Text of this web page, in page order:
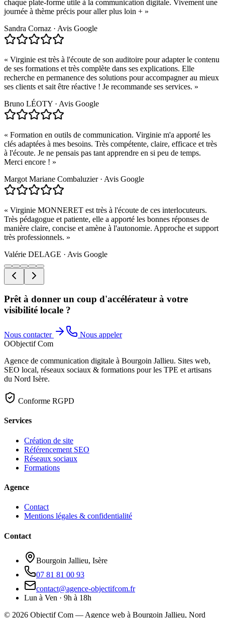
chaque plate-forme utile à la communication digitale. Vivement une
journée à thème précis pour aller plus loin + »
Sandra Cornaz · Avis Google
« Virginie est très à l'écoute de son auditoire pour adapter le contenu
de ses formations et très complète dans ses explications. Elle
recherche en permanence des solutions pour accompagner au mieux
ses clients et sait être réactive ! Je recommande ses services. »
Bruno LÉOTY · Avis Google
« Formation en outils de communication. Virginie m'a apporté les
clés adaptées à mes besoins. Très compétente, claire, efficace et très
à l'écoute. Je ne pensais pas tant apprendre en si peu de temps.
Merci encore ! »
Margot Mariane Combaluzier· Avis Google
« Virginie MONNERET est très à l'écoute de ces interlocuteurs.
Très pédagogue et patiente, elle a apporté les bonnes réponses de
manière claire, concise et amène à l'autonomie. Approche et support
très professionnels. »
Valérie DELAGE · Avis Google
Prêt à donner un coup d'accélérateur à votre
visibilité locale ?
Nous contacter
Nous appeler
OObjectif Com
Agence de communication digitale à Bourgoin Jallieu. Sites web,
SEO local, réseaux sociaux & formations pour les TPE et artisans
du Nord Isère.
Conforme RGPD
Services
Création de site
Référencement SEO
Réseaux sociaux
Formations
Agence
Contact
Mentions légales & confidentialité
Contact
Bourgoin Jallieu, Isère
07 81 81 00 93
contact@agence-objectifcom.fr
Lun à Ven · 9h à 18h
© 2026 Objectif Com — Agence web à Bourgoin Jallieu, Nord